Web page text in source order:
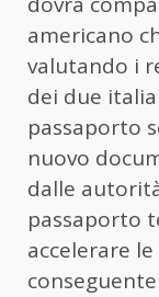
americano
valutando i
dei due
passaporto
nuovo
dalle
passaporto
accelerare